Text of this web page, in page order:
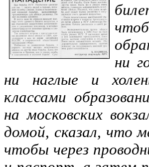
ни
ни наглые и
классами
на московских
домой, сказал, что
чтобы через